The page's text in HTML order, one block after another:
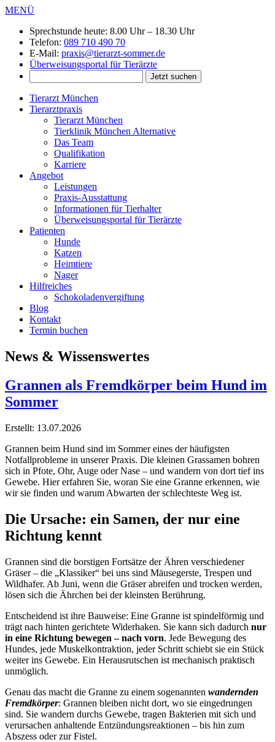
MENÜ
Sprechstunde heute: 8.00 Uhr – 18.30 Uhr
Telefon: 089 710 490 70
E-Mail: praxis@tierarzt-sommer.de
Überweisungsportal für Tierärzte
Tierarzt München
Tierarztpraxis
Tierarzt München
Tierklinik München Alternative
Das Team
Qualifikation
Karriere
Angebot
Leistungen
Praxis-Ausstattung
Informationen für Tierhalter
Überweisungsportal für Tierärzte
Patienten
Hunde
Katzen
Heimtiere
Nager
Hilfreiches
Schokoladenvergiftung
Blog
Kontakt
Termin buchen
News & Wissenswertes
Grannen als Fremdkörper beim Hund im
Sommer
Erstellt: 13.07.2026
Grannen beim Hund sind im Sommer eines der häufigsten
Notfallprobleme in unserer Praxis. Die kleinen Grassamen bohren
sich in Pfote, Ohr, Auge oder Nase – und wandern von dort tief ins
Gewebe. Hier erfahren Sie, woran Sie eine Granne erkennen, wie
wir sie finden und warum Abwarten der schlechteste Weg ist.
Die Ursache: ein Samen, der nur eine
Richtung kennt
Grannen sind die borstigen Fortsätze der Ähren verschiedener
Gräser – die „Klassiker“ bei uns sind Mäusegerste, Trespen und
Wildhafer. Ab Juni, wenn die Gräser abreifen und trocken werden,
lösen sich die Ährchen bei der kleinsten Berührung.
Entscheidend ist ihre Bauweise: Eine Granne ist spindelförmig und
trägt nach hinten gerichtete Widerhaken. Sie kann sich dadurch nur
in eine Richtung bewegen – nach vorn. Jede Bewegung des
Hundes, jede Muskelkontraktion, jeder Schritt schiebt sie ein Stück
weiter ins Gewebe. Ein Herausrutschen ist mechanisch praktisch
unmöglich.
Genau das macht die Granne zu einem sogenannten wandernden
Fremdkörper: Grannen bleiben nicht dort, wo sie eingedrungen
sind. Sie wandern durchs Gewebe, tragen Bakterien mit sich und
verursachen anhaltende Entzündungsreaktionen – bis hin zum
Abszess oder zur Fistel.